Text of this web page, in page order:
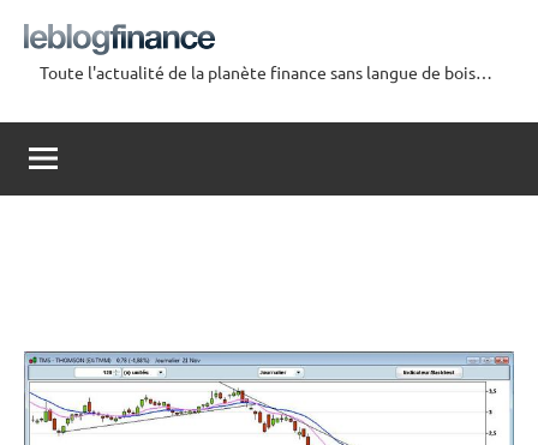
contenu
Blog
Finance
Toute l'actualité de la planète finance sans langue de bois…